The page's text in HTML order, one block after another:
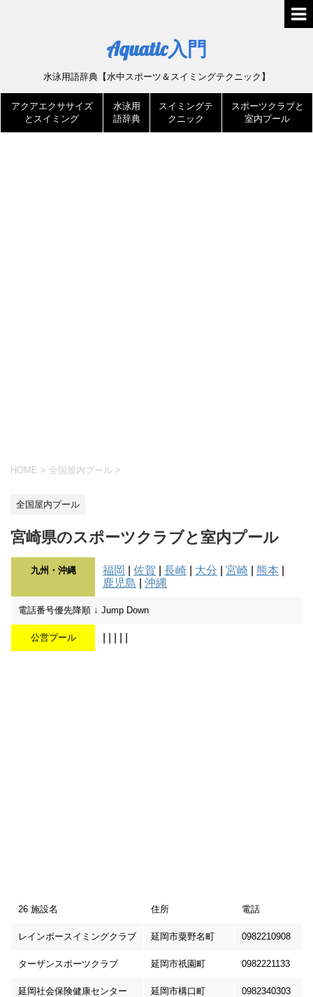
Aquatic入門
水泳用語辞典【水中スポーツ＆スイミングテクニック】
アクアエクササイズ
とスイミング
水泳用
語辞典
スイミングテ
クニック
スポーツクラブと
室内プール
HOME > 全国屋内プール >
全国屋内プール
宮崎県のスポーツクラブと室内プール
九州・沖縄 福岡 佐賀 長崎 大分 宮崎 熊本
鹿児島
沖縄
電話番号優先降順 ↓ Jump Down
公営プール
26 施設名 住所 電話
レインボースイミングクラブ 延岡市粟野名町 0982210908
ターザンスポーツクラブ 延岡市祇園町 0982221133
延岡社会保険健康センター 延岡市構口町 0982340303